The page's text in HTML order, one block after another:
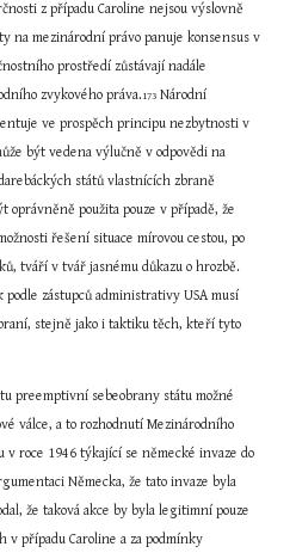
z případu Caroline nejsou výslovně
na mezinárodní právo panuje konsensus v
prostředí zůstávají nadále
zvykového práva.173 Národní
ve prospěch principu nezbytnosti v
být vedena výlučně v odpovědi na
států vlastnících zbraně
oprávněně použita pouze v případě, že
řešení situace mírovou cestou, po
tváří v tvář jasnému důkazu o hrozbě.
zástupců administrativy USA musí
stejně jako i taktiku těch, kteří tyto
preemptivní sebeobrany státu možné
válce, a to rozhodnutí Mezinárodního
roce 1946 týkající se německé invaze do
Německa, že tato invaze byla
že taková akce by byla legitimní pouze
v případu Caroline a za podmínky